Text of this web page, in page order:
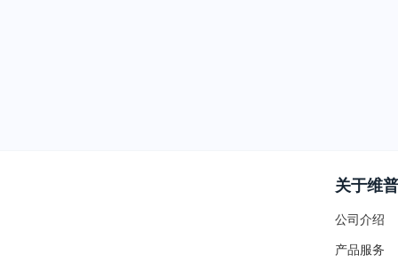
关于维普
公司介绍
产品服务